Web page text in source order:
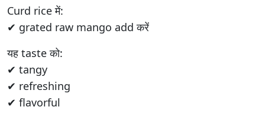
Curd rice में:
✔ grated raw mango add करें
यह taste को:
✔ tangy
✔ refreshing
✔ flavorful